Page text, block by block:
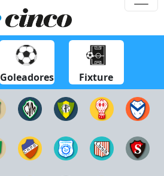
Goleadores Fixture